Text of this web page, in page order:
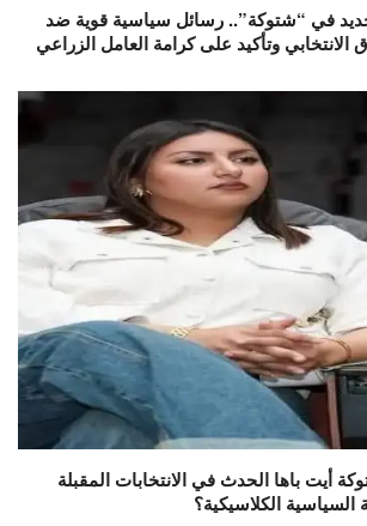
في “شتوكة”.. رسائل سياسية قوية ضد
الانتخابي وتأكيد على كرامة العامل الزراعي
أيت باها الحدث في الانتخابات المقبلة
الكلاسيكية؟